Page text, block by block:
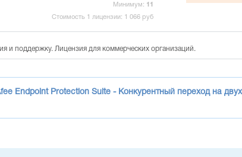
Минимум: 11
Стоимость 1 лицензии: 1 066 руб
и поддержку. Лицензия для коммерческих организаций.
Endpoint Protection Suite - Конкурентный переход на